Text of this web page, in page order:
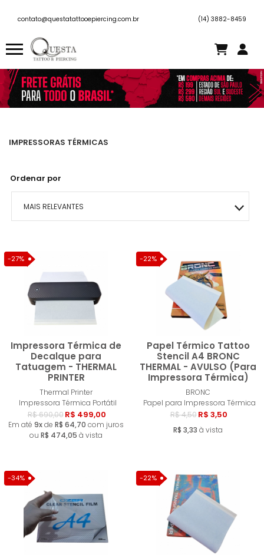
contato@questatattooepiercing.com.br (14) 3882-8459
IMPRESSORAS TÉRMICAS
Ordenar por
MAIS RELEVANTES
MENOR PREÇO
MAIOR PREÇO
A - Z
-27%
Impressora Térmica de
Decalque para
Tatuagem - THERMAL
PRINTER
Thermal Printer
Impressora Térmica Portátil
R$ 690,00 R$ 499,00
Em até 9xde R$ 64,70 com juros
ou R$ 474,05 à vista
Comprar
-22%
Papel Térmico Tattoo
Stencil A4 BRONC
THERMAL - AVULSO (Para
Impressora Térmica)
BRONC
Papel para Impressora Térmica
R$ 4,50 R$ 3,50
R$ 3,33 à vista
-34% -22%